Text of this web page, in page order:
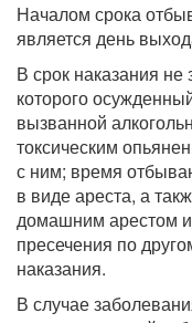
Началом срока
является день
В срок наказания
которого
вызванной
токсическим
с ним; время
в виде ареста, а
домашним арестом
пресечения по
наказания.
В случае